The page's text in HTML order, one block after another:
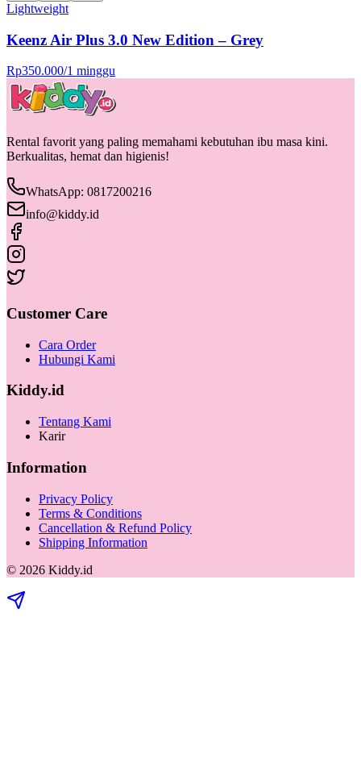
Lightweight
Keenz Air Plus 3.0 New Edition – Grey
Rp350.000/1 minggu
Rental favorit yang paling memahami kebutuhan ibu masa kini.
Berkualitas, hemat dan higienis!
WhatsApp: 0817200216
info@kiddy.id
Customer Care
Cara Order
Hubungi Kami
Kiddy.id
Tentang Kami
Karir
Information
Privacy Policy
Terms & Conditions
Cancellation & Refund Policy
Shipping Information
© 2026 Kiddy.id